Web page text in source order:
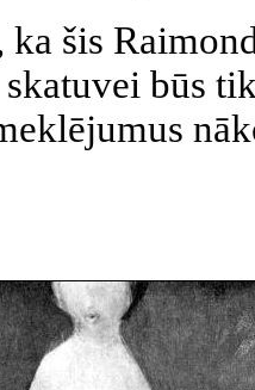
ka šis
būs